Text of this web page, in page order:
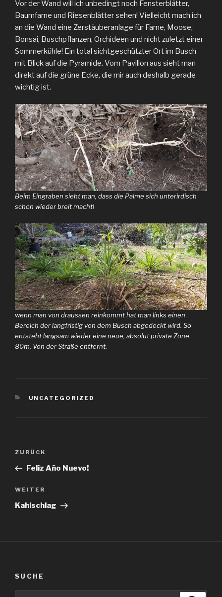
Vor der Wand will ich unbedingt noch Fensterblätter,
Baumfarne und Riesenblätter sehen! Vielleicht mach ich
an die Wand eine Zerstäuberanlage für Farne, Moose,
Bonsai, Buschpflanzen, Orchideen und nicht zuletzt einer
Sommerkühle! Ein total sichtgeschützter Ort im Busch
mit Blick auf die Pyramide. Vom Pavillon aus sieht man
direkt auf die grüne Ecke, die mir auch deshalb gerade
wichtig ist.
Beim Eingraben sieht man, dass die Palme sich unterirdisch
schon wieder breit macht!
wenn man von draussen reinkommt hat man links einen
Bereich der langfristig von dem Busch abgedeckt wird. So
entsteht langsam wieder eine neue, absolut private Zone.
80m. Von der Straße entfernt.
KATEGORIEN
UNCATEGORIZED
Beitragsnavigation
Vorheriger
Beitrag
ZURÜCK
Feliz Año Nuevo!
Nächster
Beitrag
WEITER
Kahlschlag
SUCHE